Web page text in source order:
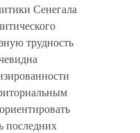
Сенегала
трудность
последних